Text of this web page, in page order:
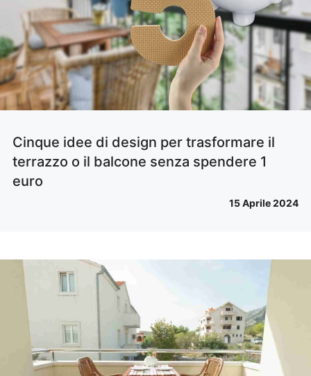
Cinque idee di design per trasformare il
terrazzo o il balcone senza spendere 1
euro
15 Aprile 2024